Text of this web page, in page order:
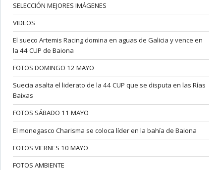
SELECCIÓN MEJORES IMÁGENES
VIDEOS
El sueco Artemis Racing domina en aguas de Galicia y vence en
la 44 CUP de Baiona
FOTOS DOMINGO 12 MAYO
Suecia asalta el liderato de la 44 CUP que se disputa en las Rías
Baixas
FOTOS SÁBADO 11 MAYO
El monegasco Charisma se coloca líder en la bahía de Baiona
FOTOS VIERNES 10 MAYO
FOTOS AMBIENTE